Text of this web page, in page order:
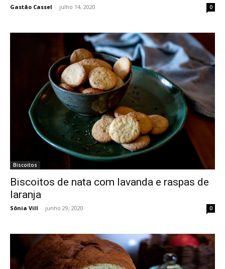
Gastão Cassel - julho 14, 2020 0
Biscoitos
Biscoitos de nata com lavanda e raspas de
laranja
Sônia Vill - junho 29, 2020 0